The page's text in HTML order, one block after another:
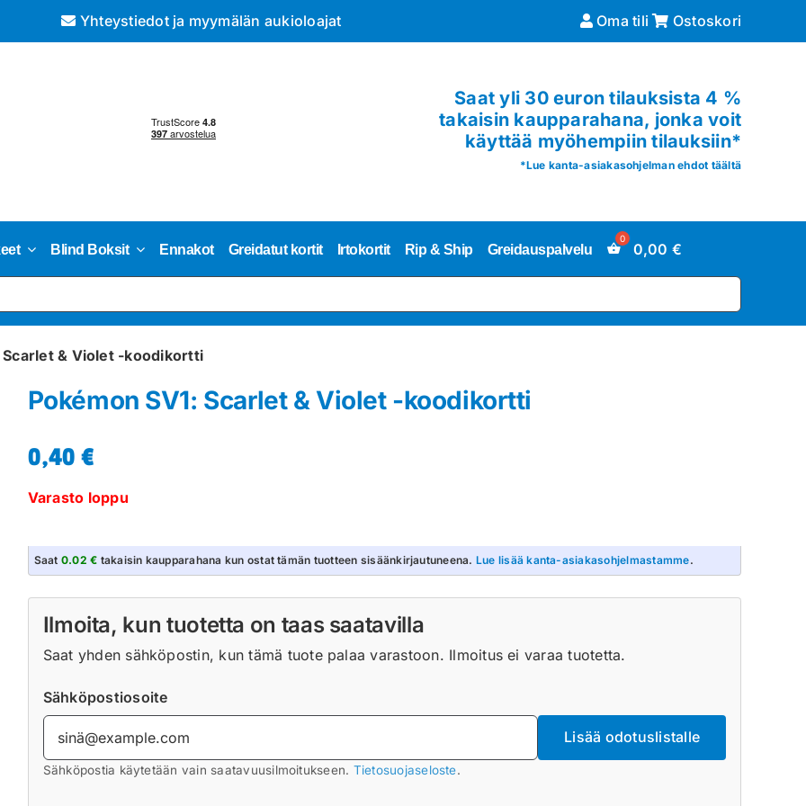
Yhteystiedot ja myymälän aukioloajat Oma tili Ostoskori
Saat yli 30 euron tilauksista 4 %
takaisin kaupparahana, jonka voit
käyttää myöhempiin tilauksiin*
*Lue kanta-asiakasohjelman ehdot täältä
Blind Boksit Ennakot Greidatut kortit Irtokortit Rip & Ship Greidauspalvelu 0,00 €
Scarlet & Violet -koodikortti
Pokémon SV1: Scarlet & Violet -koodikortti
0,40 €
Varasto loppu
Saat 0.02 € takaisin kaupparahana kun ostat tämän tuotteen sisäänkirjautuneena. Lue lisää kanta-asiakasohjelmastamme.
Ilmoita, kun tuotetta on taas saatavilla
Saat yhden sähköpostin, kun tämä tuote palaa varastoon. Ilmoitus ei varaa tuotetta.
Sähköpostiosoite
Lisää odotuslistalle
Sähköpostia käytetään vain saatavuusilmoitukseen. Tietosuojaseloste.